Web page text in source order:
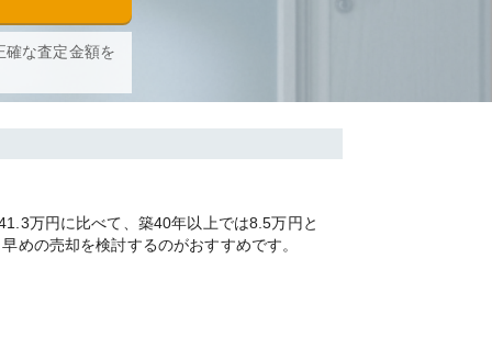
確な査定金額を
万円に比べて、築40年以上では8.5万円と
めの売却を検討するのがおすすめです。